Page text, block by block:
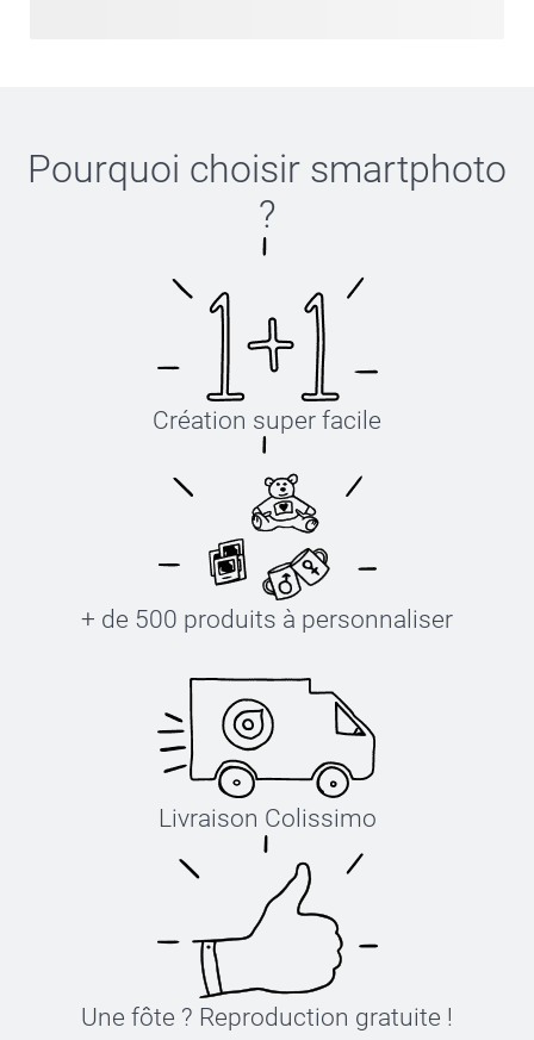
Pourquoi choisir smartphoto
?
Création super facile
+ de 500 produits à personnaliser
Livraison Colissimo
Une fôte ? Reproduction gratuite !